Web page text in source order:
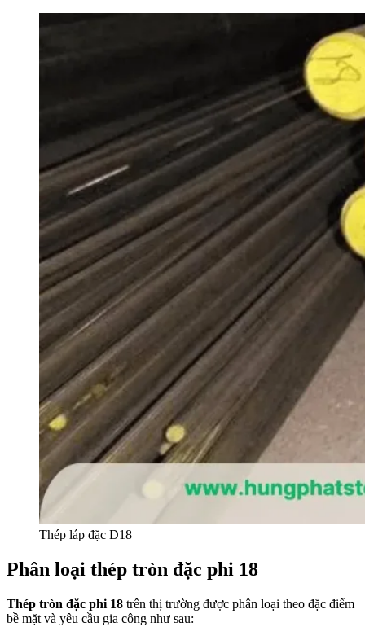
Thép láp đặc D18
Phân loại thép tròn đặc phi 18
Thép tròn đặc phi 18 trên thị trường được phân loại theo đặc điểm
bề mặt và yêu cầu gia công như sau: